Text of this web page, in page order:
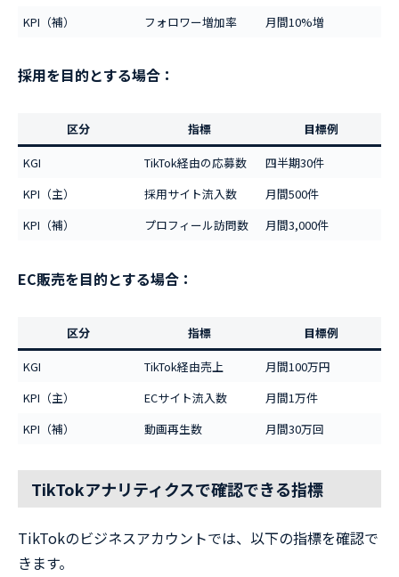
KPI（補）
フォロワー増加率 月間10%増
採用を目的とする場合：
区分 指標
目標例
KGI
TikTok経由の応募数
四半期30件
KPI（主）
採用サイト流入数
月間500件
KPI（補）
プロフィール訪問数 月間3,000件
EC販売を目的とする場合：
区分 指標
目標例
KGI
TikTok経由売上
月間100万円
KPI（主）
ECサイト流入数
月間1万件
KPI（補）
動画再生数 月間30万回
TikTokアナリティクスで確認できる指標
TikTokのビジネスアカウントでは、以下の指標を確認で
きます。